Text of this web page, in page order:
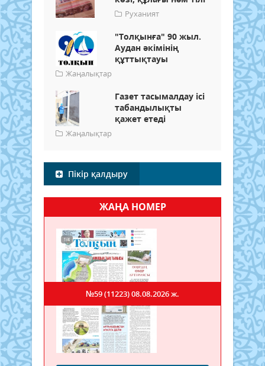
Руханият
"Толқынға" 90 жыл.
Аудан әкімінің
құттықтауы
Жаңалықтар
Газет тасымалдау ісі
табандылықты
қажет етеді
Жаңалықтар
Пікір қалдыру
ЖАҢА НОМЕР
№59 (11223)08.08.2026 ж.